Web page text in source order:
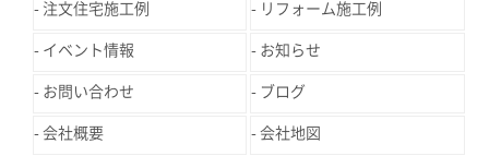
注文住宅施工例 リフォーム施工例
イベント情報 お知らせ
お問い合わせ ブログ
会社概要 会社地図